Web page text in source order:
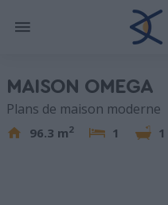
MAISON OMEGA
Plans de maison moderne
96.3 m2 1 1